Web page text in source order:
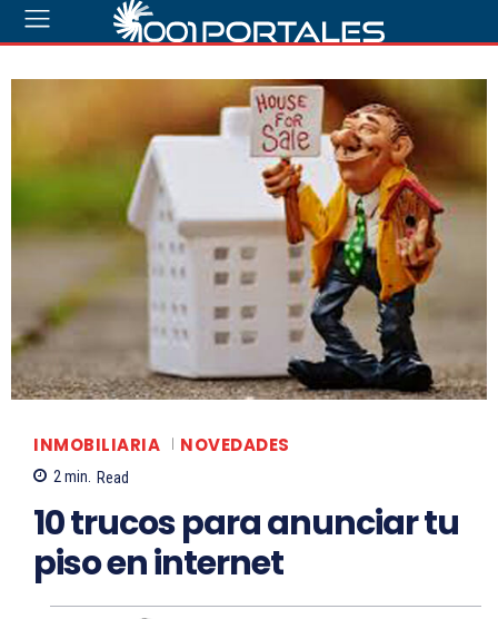
INMOBILIARIA NOVEDADES
2min. Read
10 trucos para anunciar tu
piso en internet